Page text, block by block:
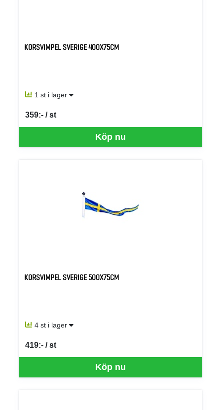
KORSVIMPEL SVERIGE 400X75CM
1 st i lager
Köp nu
359:- / st
SEK per ST
KORSVIMPEL SVERIGE 500X75CM
4 st i lager
Köp nu
419:- / st
SEK per ST